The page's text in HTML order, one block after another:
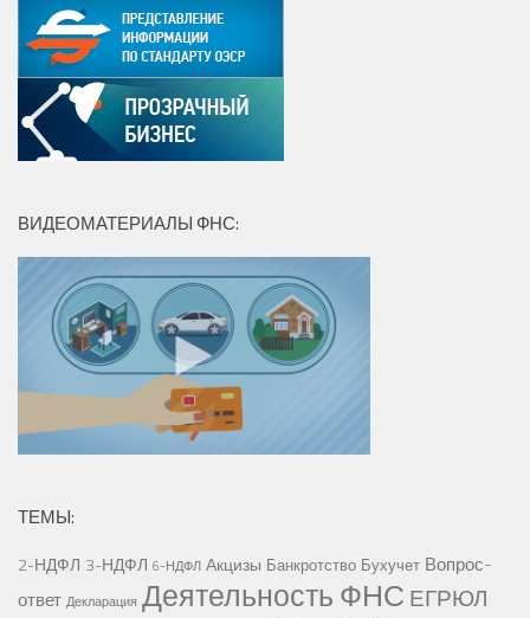
ВИДЕОМАТЕРИАЛЫ ФНС:
ТЕМЫ:
2-НДФЛ 3-НДФЛ 6-НДФЛ Акцизы Банкротство Бухучет Вопрос-
ответ Декларация Деятельность ФНС ЕГРЮЛ